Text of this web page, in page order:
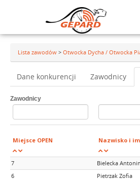
Lista zawodów > Otwocka Dycha / Otwocka
Dane konkurencji Zawodnicy
Zawodnicy
Miejsce OPEN Nazwisko i
7 Bielecka
6
Pietrzak Zofia